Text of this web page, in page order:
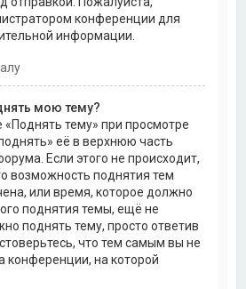
конференции для
информации.
мою тему?
«Поднять тему» при просмотре
её в верхнюю часть
Если этого не происходит,
возможность поднятия тем
или время, которое должно
поднятия темы, ещё не
поднять тему, просто ответив
что тем самым вы не
конференции, на которой